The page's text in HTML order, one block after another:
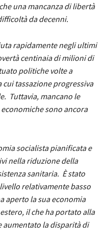
una mancanza di libertà
da decenni.
rapidamente negli ultimi
centinaia di milioni di
politiche volte a
tassazione progressiva
Tuttavia, mancano le
sono ancora
socialista pianificata e
nella riduzione della
sanitaria. È stato
relativamente basso
aperto la sua economia
il che ha portato alla
aumentato la disparità di